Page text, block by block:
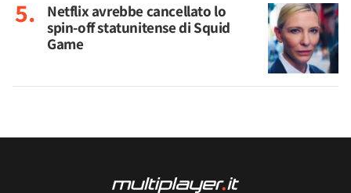
Netflix avrebbe cancellato lo
spin-off statunitense di Squid
Game